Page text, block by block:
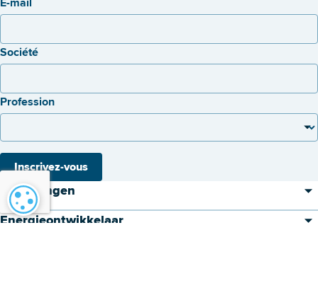
Société
Profession
Inscrivez-vous
Oplossingen
Energieontwikkelaar
Paramétrage des cookies